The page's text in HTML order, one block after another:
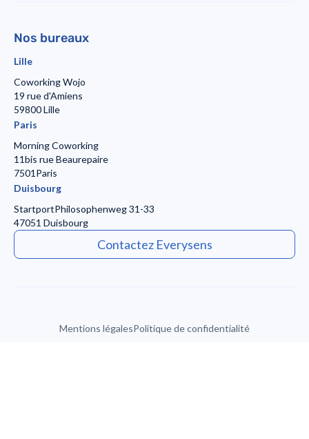
Nos bureaux
Lille
Coworking Wojo
19 rue d'Amiens
59800 Lille
Paris
Morning Coworking
11bis rue Beaurepaire
7501Paris
Duisbourg
StartportPhilosophenweg 31-33
47051 Duisbourg
Contactez Everysens
Mentions légalesPolitique de confidentialité